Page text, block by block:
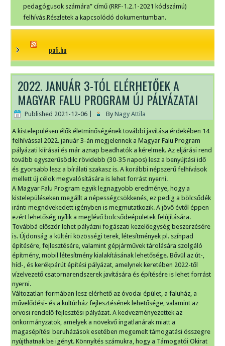
pedagógusok számára” című (RRF-1.2.1-2021 kódszámú)
felhívás.Részletek a kapcsolódó dokumentumban.
pafi.hu
2022. JANUÁR 3-TÓL ELÉRHETŐEK A
MAGYAR FALU PROGRAM ÚJ PÁLYÁZATAI
Published 2021-12-06 By Nagy Attila
A kistelepülésen élők életminőségének további javítása érdekében 14
felhívással 2022. január 3-án megjelennek a Magyar Falu Program
pályázati kiírásai és már aznap beadhatók a kérelmek. Az eljárási rend
tovább egyszerűsödik: rövidebb (30-35 napos) lesz a benyújtási idő
és gyorsabb lesz a bírálati szakasz is. A korábbi népszerű felhívások
mellett új célok megvalósítására is lehet forrást nyerni.
A Magyar Falu Program egyik legnagyobb eredménye, hogy a
kistelepüléseken megállt a népességcsökkenés, ez pedig a bölcsődék
iránti megnövekedett igényben is megmutatkozik. A jövő évtől éppen
ezért lehetőség nyílik a meglévő bölcsődeépületek felújítására.
Továbbá először lehet pályázni fogászati kezelőegység beszerzésére
is. Újdonság a kültéri közösségi terek, létesítmények pl. színpad
építésére, fejlesztésére, valamint gépjárművek tárolására szolgáló
építmény, mobil létesítmény kialakításának lehetősége. Bővül az út-,
híd-, és kerékpárút építési pályázat, amelynek keretében 2022-től
vízelvezető csatornarendszerek javítására és építésére is lehet forrást
nyerni.
Változatlan formában lesz elérhető az óvodai épület, a faluház, a
művelődési- és a kultúrház fejlesztésének lehetősége, valamint az
orvosi rendelő fejlesztési pályázat. A kedvezményezettek az
önkormányzatok, amelyek a növekvő ingatlanárak miatt a
magasépítési beruházások esetében megemelt támogatási összegre
nyújthatnak be igényt. Könnyítés számukra, hogy a Támogatói Okirat